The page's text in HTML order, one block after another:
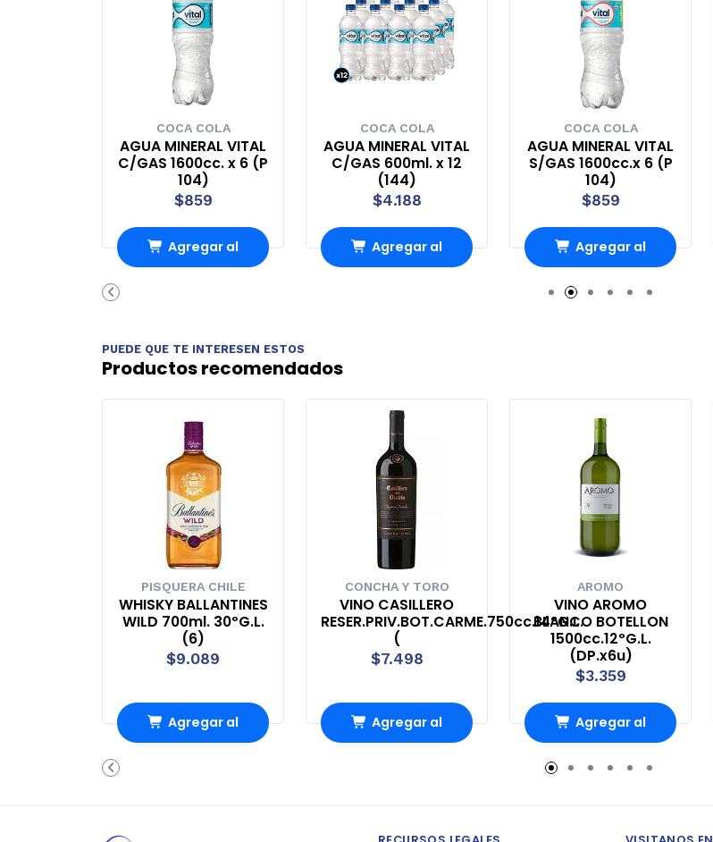
COCA COLA
AGUA MINERAL VITAL
C/GAS 1600cc. x 6 (P
104)
$859
Agregar al
COCA COLA
AGUA MINERAL VITAL
C/GAS 600ml. x 12
(144)
$4.188
Agregar al
COCA COLA
AGUA MINERAL VITAL
S/GAS 1600cc.x 6 (P
104)
$859
Agregar al
Carro
PUEDE QUE TE INTERESEN ESTOS
Productos recomendados
PISQUERA CHILE
WHISKY BALLANTINES
WILD 700ml. 30ºG.L.
(6)
$9.089
Agregar al
CONCHA Y TORO
VINO CASILLERO
RESER.PRIV.BOT.CARME.750cc.14°G.L.
(
$7.498
Agregar al
AROMO
VINO AROMO
BLANCO BOTELLON
1500cc.12ºG.L.
(DP.x6u)
$3.359
Agregar al
Carro